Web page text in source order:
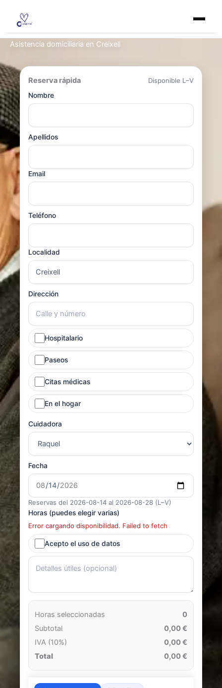
contenido
Asistencia domiciliaria en Creixell
Reserva rápida
Disponible L–V
Nombre
Apellidos
Email
Teléfono
Localidad
Dirección
Hospitalario
Paseos
Citas médicas
En el hogar
Cuidadora
Fecha
Reservas del 2026-08-14 al 2026-08-28 (L–V)
Horas (puedes elegir varias)
Error cargando disponibilidad. Failed to fetch
Acepto el uso de datos
Horas seleccionadas
0
Subtotal
0,00 €
IVA (10%)
0,00 €
Total
0,00 €